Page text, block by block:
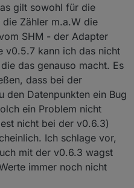
völlig unklar, wo die
herkommen.
gilt sowohl für die
Zähler m.a.W die
SHM - der Adapter
v0.5.7 kann ich das nicht
das genauso macht. Es
dass bei der
den Datenpunkten ein Bug
ein Problem nicht
nicht bei der v0.6.3)
Ich schlage vor,
mit der v0.6.3 wagst
immer noch nicht